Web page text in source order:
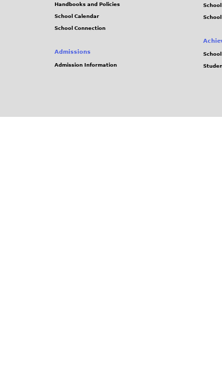
Handbooks and Policies
School Calendar
School Connection
Admissions
Admission Information